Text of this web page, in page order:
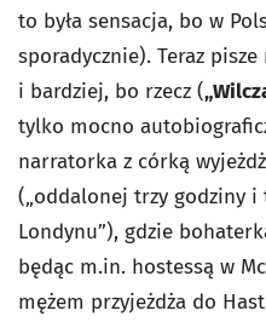
to była sensacja, bo w
sporadycznie). Teraz
i bardziej, bo rzecz (
tylko mocno
narratorka z córką
(„oddalonej trzy godziny i
Londynu”), gdzie
będąc m.in. hostessą w
mężem przyjeżdża do